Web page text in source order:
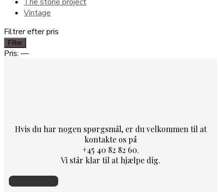
Vintage
Filtrer efter pris
Mindste
pris
Højeste
pris
Filter
Pris: —
Hvis du har nogen spørgsmål, er du velkommen til at
kontakte os på
+45 40 82 82 60.
Vi står klar til at hjælpe dig.
Skriv til os her